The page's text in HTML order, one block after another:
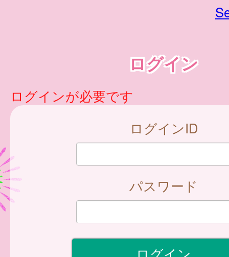
ログイン
ログインが必要です
ログインID
パスワード